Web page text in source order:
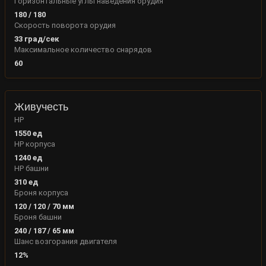
180 / 180
Скорость поворота орудия
33град/сек
Максимальное количество снарядов
60
Живучесть
HP
1550ед
HP корпуса
1240ед
HP башни
310ед
Броня корпуса
120/ 120/ 70мм
Броня башни
240 / 187/ 65 мм
Шанс возгорания двигателя
12%